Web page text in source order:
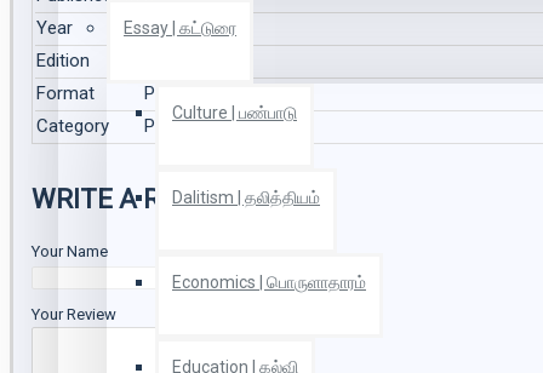
Essay | கட்டுரை
Culture | பண்பாடு
Dalitism | தலித்தியம்
Economics | பொருளாதாரம்
Education | கல்வி
Year
2021
Edition
Format
Paper Back
Category
Poetry | கவிதை
WRITE A REVIEW
Your Name
Your Review